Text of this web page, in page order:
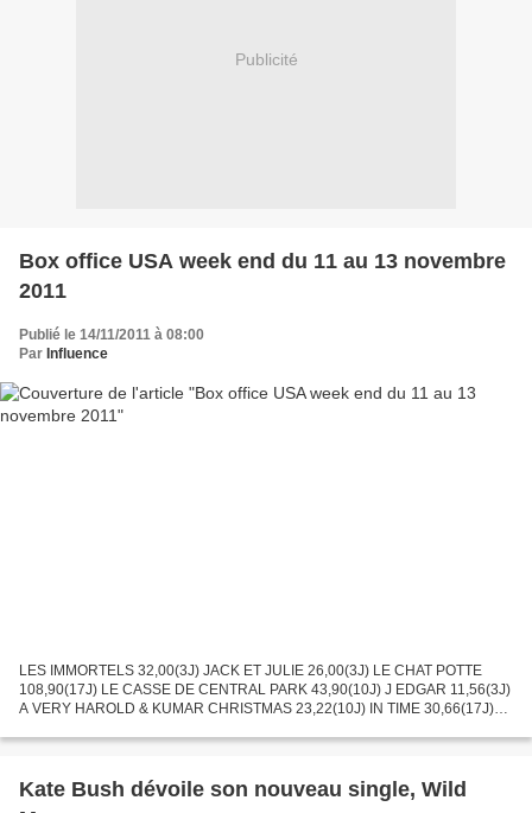
Publicité
Box office USA week end du 11 au 13 novembre
2011
Publié le 14/11/2011 à 08:00
Par Influence
LES IMMORTELS 32,00(3J) JACK ET JULIE 26,00(3J) LE CHAT POTTE
108,90(17J) LE CASSE DE CENTRAL PARK 43,90(10J) J EDGAR 11,56(3J)
A VERY HAROLD & KUMAR CHRISTMAS 23,22(10J) IN TIME 30,66(17J)
STEEL...
Kate Bush dévoile son nouveau single, Wild